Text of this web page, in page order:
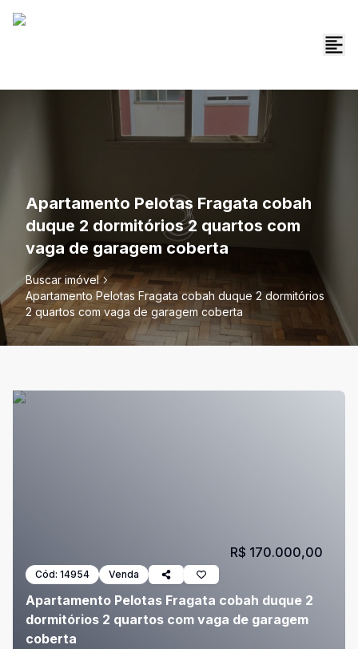
Apartamento Pelotas Fragata cobah
duque 2 dormitórios 2 quartos com
vaga de garagem coberta
Buscar imóvel
Apartamento Pelotas Fragata cobah duque 2 dormitórios
2 quartos com vaga de garagem coberta
Cód: 14954 Venda
Apartamento Pelotas Fragata cobah duque 2
dormitórios 2 quartos com vaga de garagem
coberta
R$ 170.000,00